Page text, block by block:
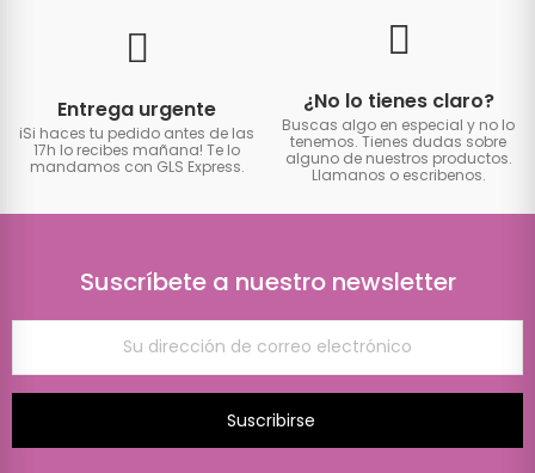
Entrega urgente
iSi haces tu pedido antes de las
17h lo recibes mañana! Te lo
mandamos con GLS Express.
¿No lo tienes claro?
Buscas algo en especial y no lo
tenemos. Tienes dudas sobre
alguno de nuestros productos.
Llamanos o escribenos.
Suscríbete a nuestro newsletter
Suscribirse